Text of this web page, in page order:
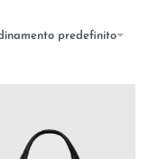
predefinito